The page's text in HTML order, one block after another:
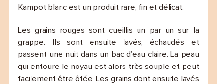
Kampot blanc est un produit rare, fin et délicat.
Les grains rouges sont cueillis un par un sur la
grappe. Ils sont ensuite lavés, échaudés et
passent une nuit dans un bac d’eau claire. La peau
qui entoure le noyau est alors très souple et peut
facilement être ôtée. Les grains dont ensuite lavés